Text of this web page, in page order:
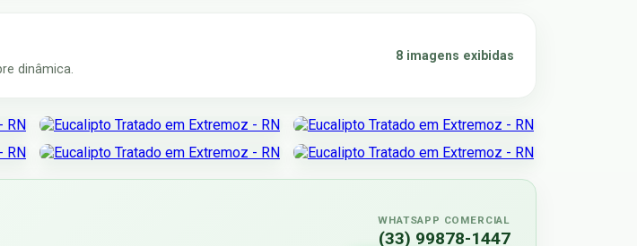
dinâmica.
8 imagens exibidas
WHATSAPP COMERCIAL
(33) 99878-1447